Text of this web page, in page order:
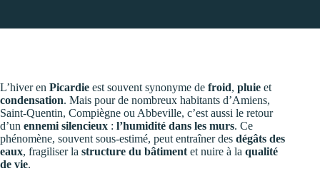
L’hiver en Picardie est souvent synonyme de froid, pluie et
condensation. Mais pour de nombreux habitants d’Amiens,
Saint-Quentin, Compiègne ou Abbeville, c’est aussi le retour
d’un ennemi silencieux : l’humidité dans les murs. Ce
phénomène, souvent sous-estimé, peut entraîner des dégâts des
eaux, fragiliser la structure du bâtiment et nuire à la qualité
de vie.